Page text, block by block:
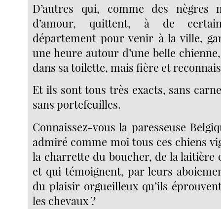
D’autres qui, comme des nègres
d’amour, quittent, à de
département pour venir à la ville,
une heure autour d’une belle
dans sa toilette, mais fière et
Et ils sont tous très exacts, sans
sans portefeuilles.
Connaissez-vous la paresseuse
admiré comme moi tous ces chiens
la charrette du boucher, de la laitière
et qui témoignent, par leurs
du plaisir orgueilleux qu’ils
les chevaux ?